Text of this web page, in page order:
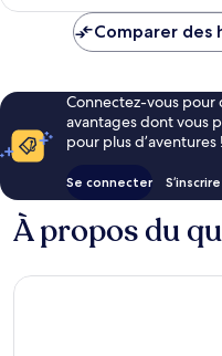
Comparer des
Connectez-vous pour
avantages dont vous
pour plus d’aventures !
Se connecter
À propos du